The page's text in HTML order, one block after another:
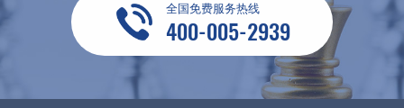
全国免费服务热线
400-005-2939